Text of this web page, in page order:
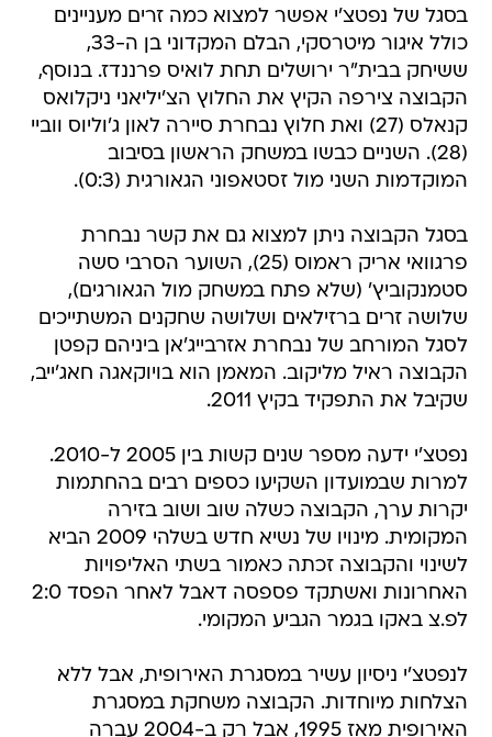
בסגל של נפטצ'י אפשר למצוא כמה זרים מעניינים
כולל איגור מיטרסקי, הבלם המקדוני בן ה-33,
ששיחק בבית"ר ירושלים תחת לואיס פרננדז. בנוסף,
הקבוצה צירפה הקיץ את החלוץ הצ'יליאני ניקלואס
קנאלס (27) ואת חלוץ נבחרת סיירה לאון ג'וליוס ווביי
(28). השניים כבשו במשחק הראשון בסיבוב
המוקדמות השני מול זסטאפוני הגאורגית (0:3).
בסגל הקבוצה ניתן למצוא גם את קשר נבחרת
פרגוואי אריק ראמוס (25), השוער הסרבי סשה
סטמנקוביץ' (שלא פתח במשחק מול הגאורגים),
שלושה זרים ברזילאים ושלושה שחקנים המשתייכים
לסגל המורחב של נבחרת אזרבייג'אן ביניהם קפטן
הקבוצה ראיל מליקוב. המאמן הוא בויוקאגה חאג'ייב,
שקיבל את התפקיד בקיץ 2011.
נפטצ'י ידעה מספר שנים קשות בין 2005 ל-2010.
למרות שבמועדון השקיעו כספים רבים בהחתמות
יקרות ערך, הקבוצה כשלה שוב ושוב בזירה
המקומית. מינויו של נשיא חדש בשלהי 2009 הביא
לשינוי והקבוצה זכתה כאמור בשתי האליפויות
האחרונות ואשתקד פספסה דאבל לאחר הפסד 2:0
לפ.צ באקו בגמר הגביע המקומי.
לנפטצ'י ניסיון עשיר במסגרת האירופית, אבל ללא
הצלחות מיוחדות. הקבוצה משחקת במסגרת
האירופית מאז 1995, אבל רק ב-2004 עברה